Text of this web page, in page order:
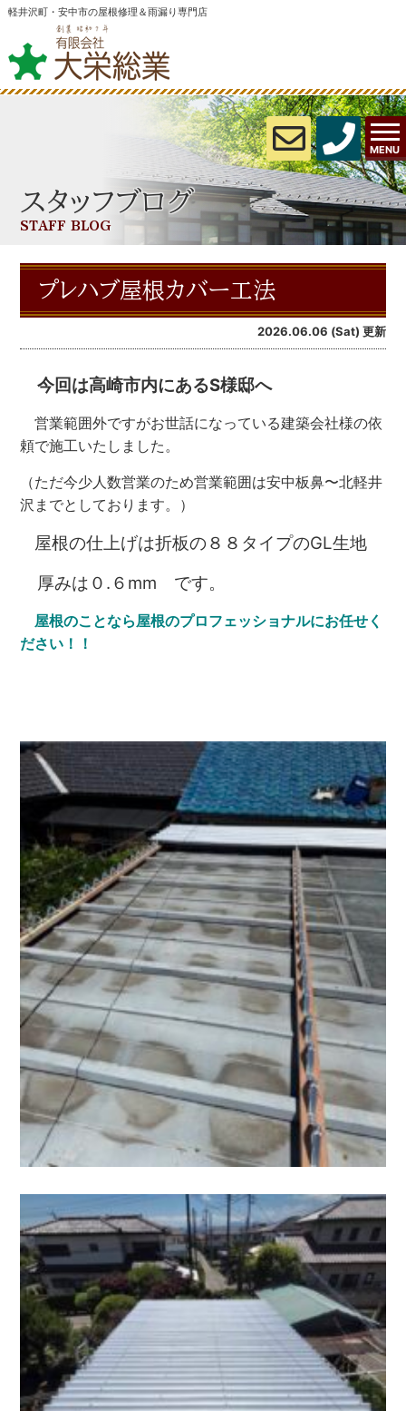
軽井沢町・安中市の屋根修理＆雨漏り専門店
MENU
スタッフブログ
STAFF BLOG
プレハブ屋根カバー工法
2026.06.06 (Sat) 更新
今回は高崎市内にあるS様邸へ
営業範囲外ですがお世話になっている建築会社様の依
頼で施工いたしました。
（ただ今少人数営業のため営業範囲は安中板鼻〜北軽井
沢までとしております。）
屋根の仕上げは折板の８８タイプのGL生地
厚みは０.６mm です。
屋根のことなら屋根のプロフェッショナルにお任せく
ださい！！